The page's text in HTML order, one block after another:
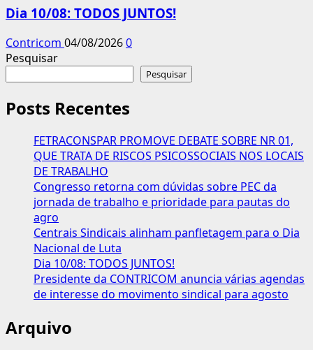
Dia 10/08: TODOS JUNTOS!
Contricom 04/08/20260
Pesquisar
Pesquisar
Posts Recentes
FETRACONSPAR PROMOVE DEBATE SOBRE NR 01,
QUE TRATA DE RISCOS PSICOSSOCIAIS NOS LOCAIS
DE TRABALHO
Congresso retorna com dúvidas sobre PEC da
jornada de trabalho e prioridade para pautas do
agro
Centrais Sindicais alinham panfletagem para o Dia
Nacional de Luta
Dia 10/08: TODOS JUNTOS!
Presidente da CONTRICOM anuncia várias agendas
de interesse do movimento sindical para agosto
Arquivo